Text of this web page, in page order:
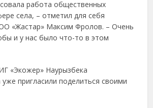
работа общественных
села, – отметил для себя
«Жастар» Максим Фролов. – Очень
и у нас было что-то в этом
«Экожер» Наурызбека
пригласили поделиться своими